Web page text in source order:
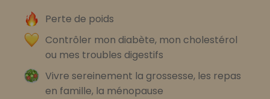
Perte de poids
Contrôler mon diabète, mon cholestérol
ou mes troubles digestifs
Vivre sereinement la grossesse, les repas
en famille, la ménopause